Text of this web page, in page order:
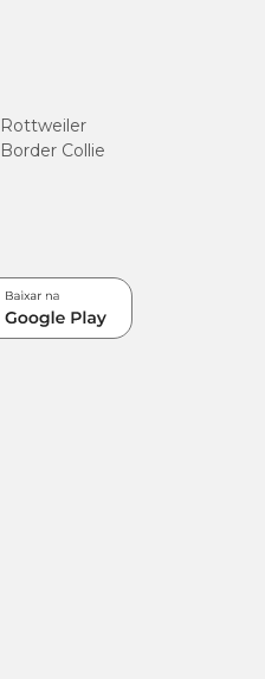
Rottweiler
Border Collie